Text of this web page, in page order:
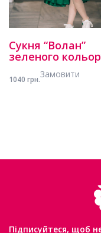
Сукня “Волан”
зеленого
1040 грн.Замовити
Підписуйтеся, щоб